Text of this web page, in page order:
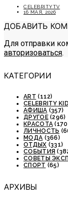
CELEBRITYTV
16 МАЯ, 2026
ДОБАВИТЬ
Для отправки
авторизоваться.
КАТЕГОРИИ
ART (112)
CELEBRITY
АФИША (357)
ДРУГОЕ(296)
КРАСОТА
ЛИЧНОСТЬ
МОДА (366)
ОТДЫХ (331)
СОБЫТИЯ
СОВЕТЫ
СПОРТ (65)
АРХИВЫ